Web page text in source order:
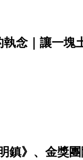
念｜讓一塊
鎮》、金獎